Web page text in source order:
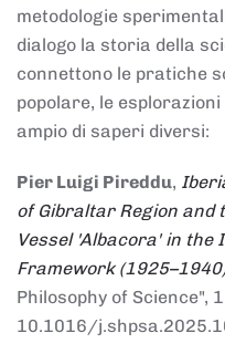
metodologie
dialogo la storia della
connettono le pratiche
popolare, le
ampio di saperi diversi:
Pier Luigi Pireddu,
of Gibraltar Region and
Vessel 'Albacora' in
Framework
Philosophy of Science",
10.1016/